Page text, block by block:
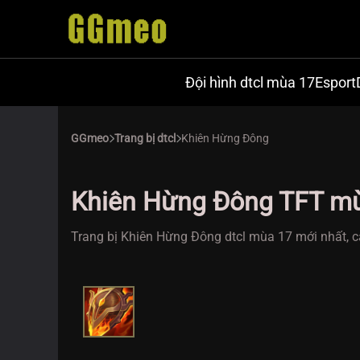
Đội hình dtcl mùa 17Esport
GGmeo Trang bị dtcl Khiên Hừng Đông
Khiên Hừng Đông TFT
Trang bị Khiên Hừng Đông dtcl mùa 17 mới nhất,